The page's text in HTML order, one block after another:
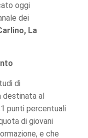
oggi
dei
La
di
destinata al
punti percentuali
di giovani
e che